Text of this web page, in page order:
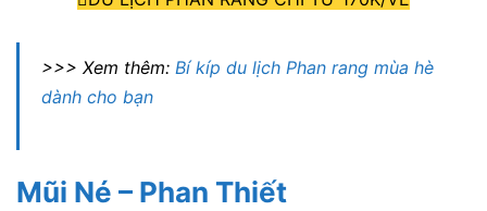
>>> Xem thêm: Bí kíp du lịch Phan rang mùa hè
dành cho bạn
Mũi Né – Phan Thiết